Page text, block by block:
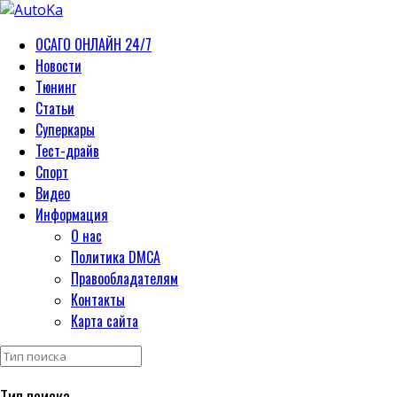
ОСАГО ОНЛАЙН 24/7
Новости
Тюнинг
Статьи
Суперкары
Тест-драйв
Спорт
Видео
Информация
О нас
Политика DMCA
Правообладателям
Контакты
Карта сайта